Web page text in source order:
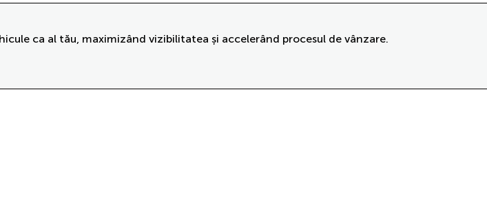
ca al tău, maximizând vizibilitatea și accelerând procesul de vânzare.